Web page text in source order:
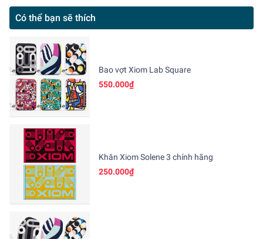
Có thể bạn sẽ thích
Bao vợt Xiom Lab Square
550.000₫
Khăn Xiom Solene 3 chính hãng
250.000₫